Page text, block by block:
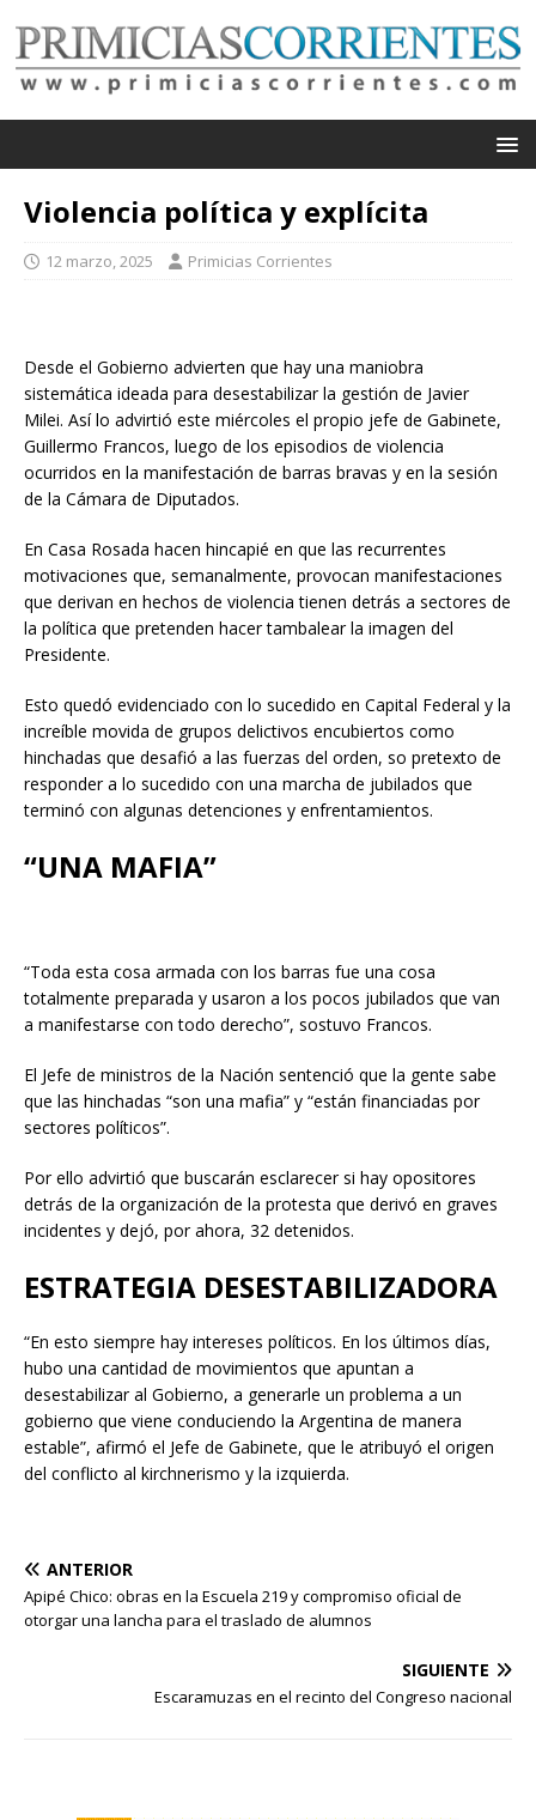
Violencia política y explícita
12 marzo, 2025 Primicias Corrientes
Desde el Gobierno advierten que hay una maniobra
sistemática ideada para desestabilizar la gestión de Javier
Milei. Así lo advirtió este miércoles el propio jefe de Gabinete,
Guillermo Francos, luego de los episodios de violencia
ocurridos en la manifestación de barras bravas y en la sesión
de la Cámara de Diputados.
En Casa Rosada hacen hincapié en que las recurrentes
motivaciones que, semanalmente, provocan manifestaciones
que derivan en hechos de violencia tienen detrás a sectores de
la política que pretenden hacer tambalear la imagen del
Presidente.
Esto quedó evidenciado con lo sucedido en Capital Federal y la
increíble movida de grupos delictivos encubiertos como
hinchadas que desafió a las fuerzas del orden, so pretexto de
responder a lo sucedido con una marcha de jubilados que
terminó con algunas detenciones y enfrentamientos.
“UNA MAFIA”
“Toda esta cosa armada con los barras fue una cosa
totalmente preparada y usaron a los pocos jubilados que van
a manifestarse con todo derecho”, sostuvo Francos.
El Jefe de ministros de la Nación sentenció que la gente sabe
que las hinchadas “son una mafia” y “están financiadas por
sectores políticos”.
Por ello advirtió que buscarán esclarecer si hay opositores
detrás de la organización de la protesta que derivó en graves
incidentes y dejó, por ahora, 32 detenidos.
ESTRATEGIA DESESTABILIZADORA
“En esto siempre hay intereses políticos. En los últimos días,
hubo una cantidad de movimientos que apuntan a
desestabilizar al Gobierno, a generarle un problema a un
gobierno que viene conduciendo la Argentina de manera
estable”, afirmó el Jefe de Gabinete, que le atribuyó el origen
del conflicto al kirchnerismo y la izquierda.
ANTERIOR
Apipé Chico: obras en la Escuela 219 y compromiso oficial de
otorgar una lancha para el traslado de alumnos
SIGUIENTE
Escaramuzas en el recinto del Congreso nacional